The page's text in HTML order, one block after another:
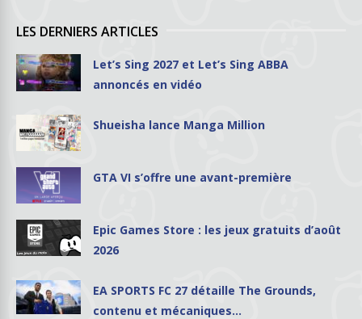
LES DERNIERS ARTICLES
Let’s Sing 2027 et Let’s Sing ABBA
annoncés en vidéo
Shueisha lance Manga Million
GTA VI s’offre une avant-première
Epic Games Store : les jeux gratuits d’août
2026
EA SPORTS FC 27 détaille The Grounds,
contenu et mécaniques…